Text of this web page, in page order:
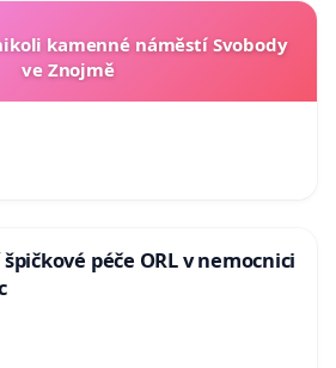
kamenné náměstí Svobody
ve Znojmě
péče ORL v nemocnici